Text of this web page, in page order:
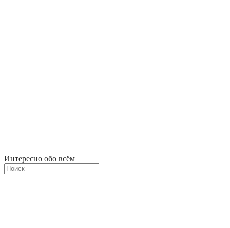
Интересно обо всём